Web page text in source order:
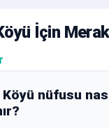
İçin
nüfusu